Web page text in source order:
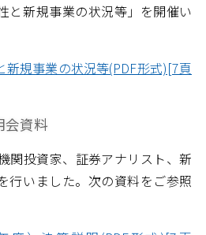
と新規事業の状況等」を開催い
新規事業の状況等(PDF形式)[7頁
会資料
関投資家、証券アナリスト、新
行いました。次の資料をご参照